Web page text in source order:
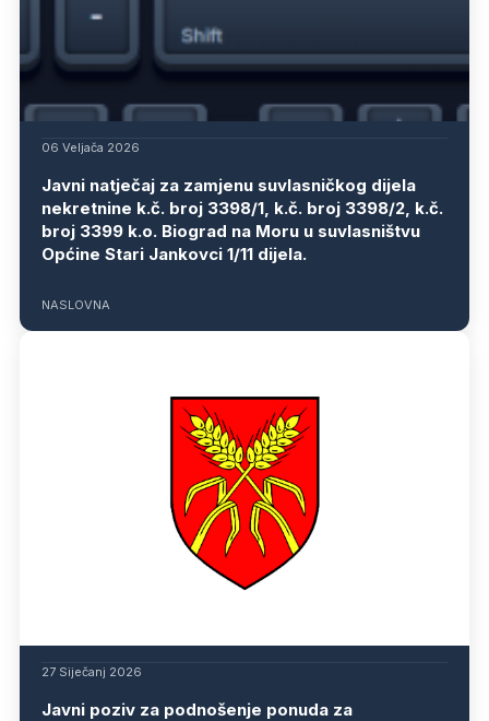
06 Veljača 2026
Javni natječaj za zamjenu suvlasničkog dijela
nekretnine k.č. broj 3398/1, k.č. broj 3398/2, k.č.
broj 3399 k.o. Biograd na Moru u suvlasništvu
Općine Stari Jankovci 1/11 dijela.
NASLOVNA
27 Siječanj 2026
Javni poziv za podnošenje ponuda za